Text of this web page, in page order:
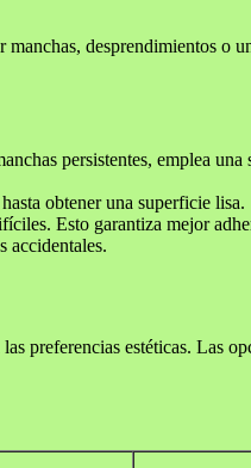
desprendimientos o
persistentes, emplea
obtener una superficie lisa.
Esto garantiza mejor
accidentales.
preferencias estéticas. Las